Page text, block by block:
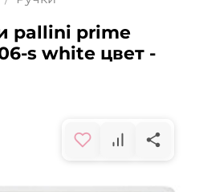
pallini prime
s white цвет -